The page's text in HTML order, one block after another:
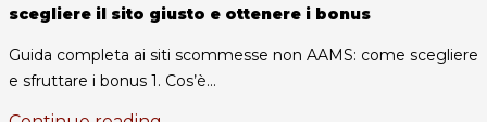
scegliere il sito giusto e ottenere i bonus
Guida completa ai siti scommesse non AAMS: come scegliere
e sfruttare i bonus 1. Cos’è...